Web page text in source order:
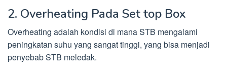
2. Overheating Pada Set top Box
Overheating adalah kondisi di mana STB mengalami
peningkatan suhu yang sangat tinggi, yang bisa menjadi
penyebab STB meledak.